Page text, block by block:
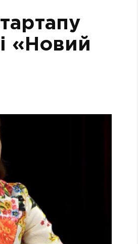
«Новий